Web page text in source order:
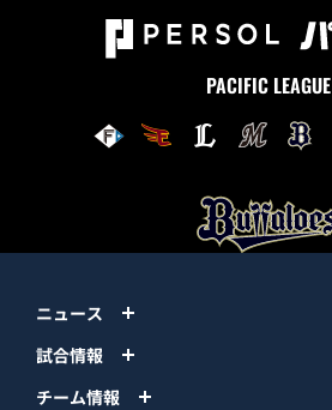
PACIFIC LEAGUE
ニュース
試合情報
チーム情報